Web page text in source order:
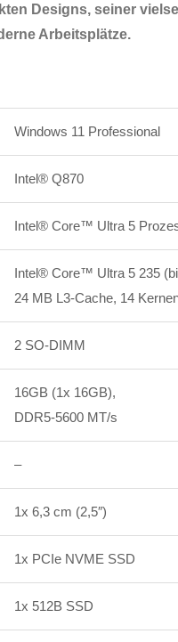
Designs, seiner
Arbeitsplätze.
Windows 11 Professional
Intel® Q870
Intel® Core™ Ultra 5
Intel® Core™ Ultra 5 235
24 MB L3-Cache, 14
2 SO-DIMM
16GB (1x 16GB),
DDR5-5600 MT/s
–
1x 6,3 cm (2,5″)
1x PCIe NVME SSD
1x 512B SSD